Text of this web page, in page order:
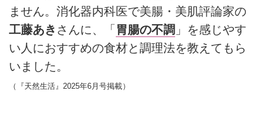
ません。消化器内科医で美腸・美肌評論家の
工藤あき さんに、「 胃腸の不調 」を感じやす
い人におすすめの食材と調理法を教えてもら
いました。
（『天然生活』2025年6月号掲載）